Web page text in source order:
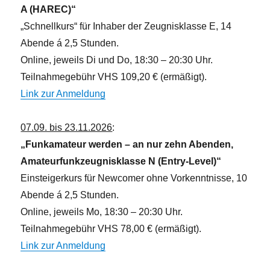
A (HAREC)“
„Schnellkurs“ für Inhaber der Zeugnisklasse E, 14
Abende á 2,5 Stunden.
Online, jeweils Di und Do, 18:30 – 20:30 Uhr.
Teilnahmegebühr VHS 109,20 € (ermäßigt).
Link zur Anmeldung
07.09. bis 23.11.2026:
„Funkamateur werden – an nur zehn Abenden,
Amateurfunkzeugnisklasse N (Entry-Level)“
Einsteigerkurs für Newcomer ohne Vorkenntnisse, 10
Abende á 2,5 Stunden.
Online, jeweils Mo, 18:30 – 20:30 Uhr.
Teilnahmegebühr VHS 78,00 € (ermäßigt).
Link zur Anmeldung